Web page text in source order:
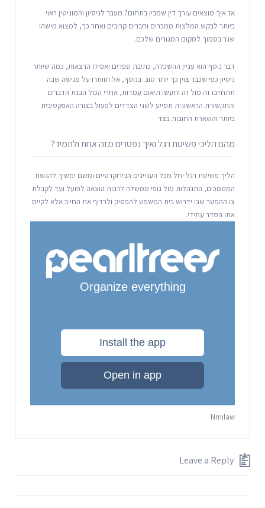
אז איך מוצאים עורך דין שמבין בתחום? מעבר לניסיון והמוניטין ראוי
ביותר לבקש המלצות ממכרים וחברים קרובים ואחר כך, למצוא מישהו
שגר בסמוך למקום המגורים שלכם.
דבר נוסף הוא עניין ההשכלה, כתיבת ספרים ואפילו הרצאות, כמה שיותר
ניסיון כפי שכבר צוין כך יותר טוב. בנוסף, אל תוותרו על פגישה שבה
תתחייבו זה מול זה ותעשו תיאום עמדות, אחרי הכול הבנת הדברים
והתקשורת הראשונית תסייע לשני הצדדים לפעול בצורה האפקטיבית
ביותר והשארת החובות בצד.
מהם הליכי פשיטת רגל ואיך נפטרים מזה אחת ולתמיד?
הליך פשיטת רגל יחל מכל העניינים הבירוקרטיים ומשם ימשיך להגשת
המסמכים, התנהלות מול גופי ממשלה לרבות הוצאה לפועל ועד לקבלת
צו ההפטר שבו ידרוש בית המשפט להפסיק ולרדוף את החייב אלא לקיים
אתו הסדר עתידי.
Nmilaw
Leave a Reply